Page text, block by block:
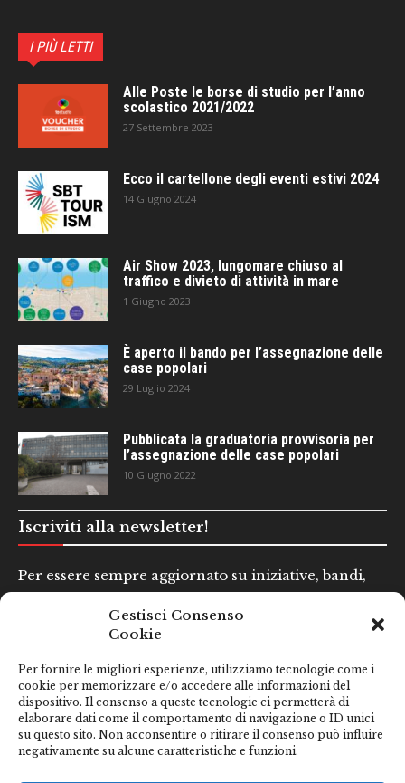
Gestisci Consenso
Cookie
Per fornire le migliori esperienze, utilizziamo tecnologie come i
cookie per memorizzare e/o accedere alle informazioni del
dispositivo. Il consenso a queste tecnologie ci permetterà di
elaborare dati come il comportamento di navigazione o ID unici
su questo sito. Non acconsentire o ritirare il consenso può influire
negativamente su alcune caratteristiche e funzioni.
I PIÙ LETTI
Alle Poste le borse di studio per l’anno
scolastico 2021/2022
27 Settembre 2023
Ecco il cartellone degli eventi estivi 2024
14 Giugno 2024
Air Show 2023, lungomare chiuso al
traffico e divieto di attività in mare
1 Giugno 2023
È aperto il bando per l’assegnazione delle
case popolari
29 Luglio 2024
Pubblicata la graduatoria provvisoria per
l’assegnazione delle case popolari
10 Giugno 2022
Iscriviti alla newsletter!
Per essere sempre aggiornato su iniziative, bandi,
Email*